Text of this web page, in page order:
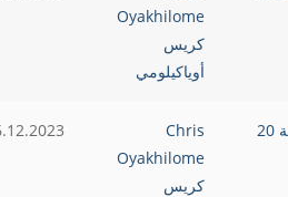
Oyakhilome
كريس
أوياكيلومي
-- 20 مجموعة 20
Chris
Oyakhilome
كريس